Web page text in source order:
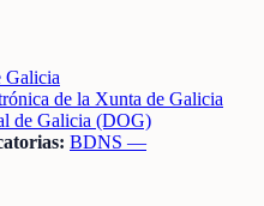
Galicia
de la Xunta de Galicia
de Galicia (DOG)
BDNS —